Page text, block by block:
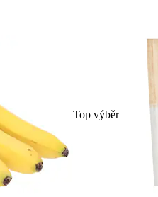
Top výběr